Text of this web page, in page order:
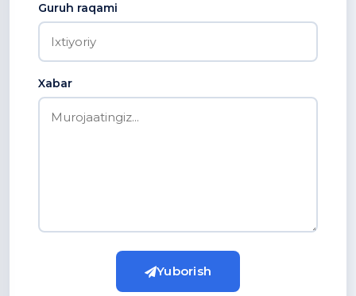
Guruh raqami
Xabar
Yuborish